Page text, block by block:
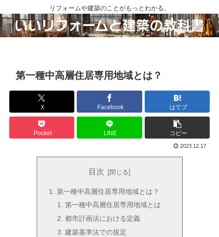
リフォームや建築のことがもっとわかる。
第一種中高層住居専用地域とは？
X Facebook はてブ
Pocket LINE コピー
2023.12.17
目次
第一種中高層住居専用地域とは？
第一種中高層住居専用地域とは
都市計画法における定義
建築基準法での規定